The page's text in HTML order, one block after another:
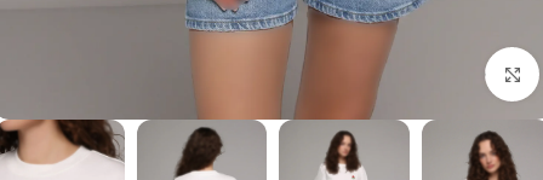
برای بزرگنمایی کلیک کنید